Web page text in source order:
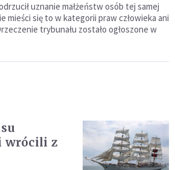
uznanie małżeństw osób tej samej
mieści się to w kategorii praw człowieka ani
trybunału zostało ogłoszone w
wrócili z